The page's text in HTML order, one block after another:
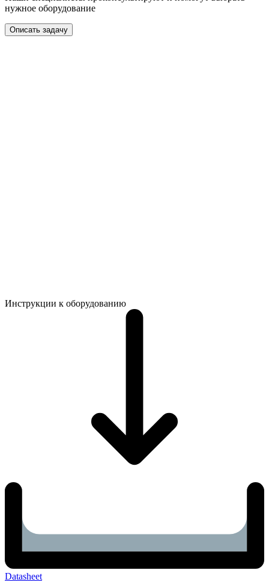
нужное оборудование
Описать задачу
Инструкции к оборудованию
Datasheet